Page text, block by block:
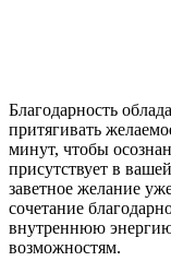
Благодарность
притягивать
минут, чтобы
присутствует в
заветное желание
сочетание
внутреннюю
возможностям.